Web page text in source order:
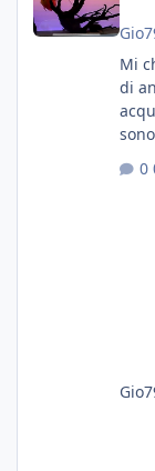
Mi
di
acquari. Dopo le prime
più
E'